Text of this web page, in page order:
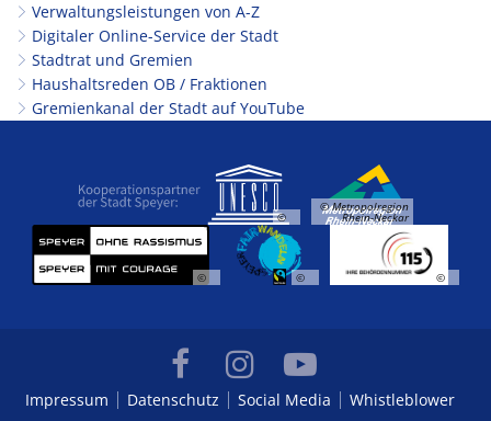
Verwaltungsleistungen von A-Z
Digitaler Online-Service der Stadt
Stadtrat und Gremien
Haushaltsreden OB / Fraktionen
Gremienkanal der Stadt auf YouTube
©
© Metropolregion
Rhein-Neckar
© © ©
Impressum Datenschutz Social Media Whistleblower